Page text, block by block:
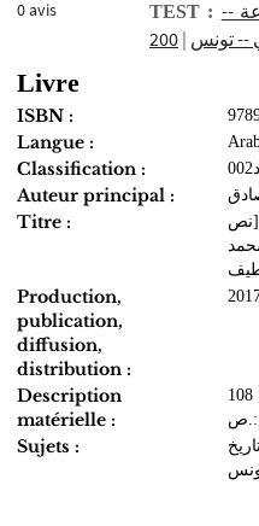
0avis TEST : --
-- ‏تونس |
Livre
ISBN :
Langue :
Classification :
Auteur principal :
Titre :
[نص
Production,
publication,
diffusion,
distribution :
Description
matérielle :
108 ص.: غلاف مصور ملون‏ ؛ ‏21 سم 108
ص.:
Sujets :